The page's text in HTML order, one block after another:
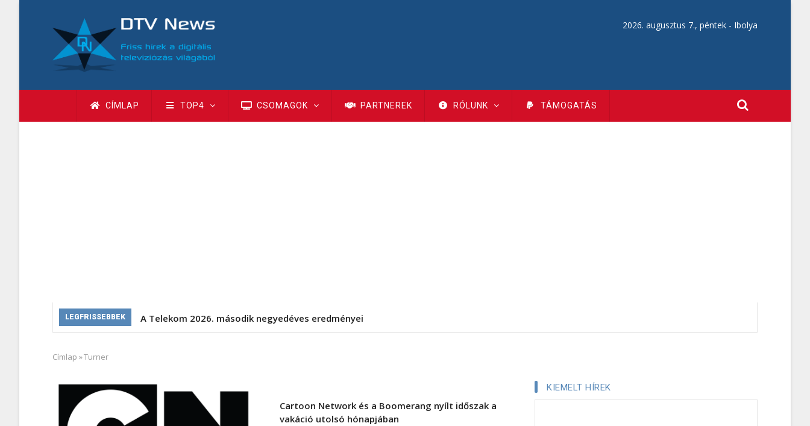
tartalomra
2026. augusztus 7., péntek - Ibolya
Fő
navigáció
CÍMLAP TOP4 CSOMAGOK PARTNEREK RÓLUNK TÁMOGATÁS
LEGFRISSEBBEK A Telekom 2026. második negyedéves eredményei
Morzsa
Címlap »Turner
Cartoon Network és a Boomerang nyílt időszak a
vakáció utolsó hónapjában
KIEMELT HÍREK